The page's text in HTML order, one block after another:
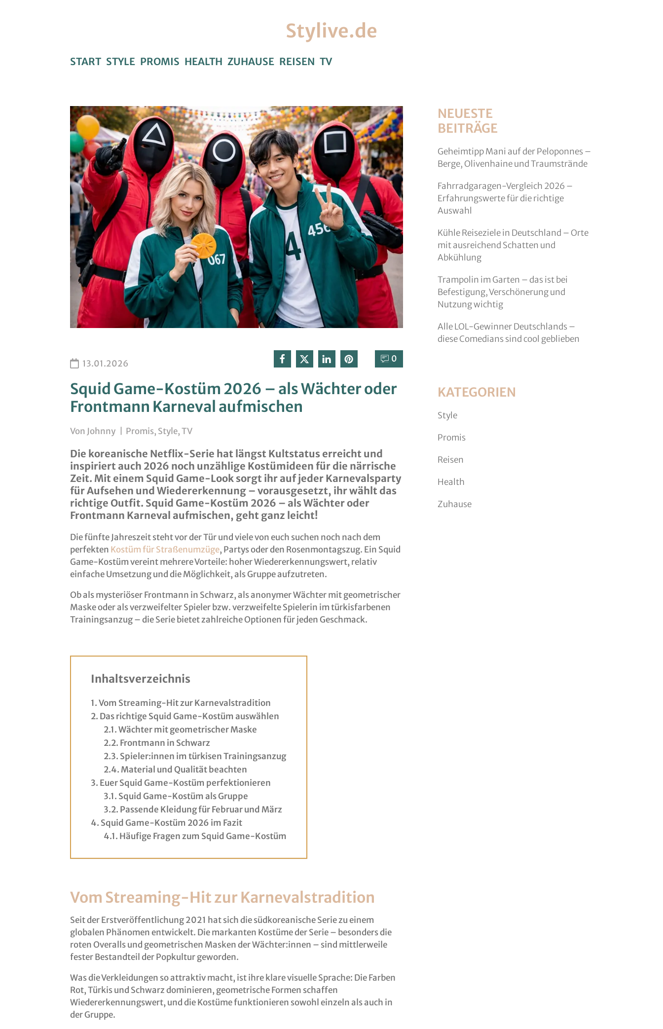
Stylive.de
START STYLE PROMIS HEALTH ZUHAUSE REISEN TV
13.01.2026 0⁣
Squid Game-Kostüm 2026 – als Wächter oder
Frontmann Karneval aufmischen
Von Johnny Promis, Style,TV
Die koreanische Netflix-Serie hat längst Kultstatus erreicht und
inspiriert auch 2026 noch unzählige Kostümideen für die närrische
Zeit. Mit einem Squid Game-Look sorgt ihr auf jeder Karnevalsparty
für Aufsehen und Wiedererkennung – vorausgesetzt, ihr wählt das
richtige Outfit. Squid Game-Kostüm 2026 – als Wächter oder
Frontmann Karneval aufmischen, geht ganz leicht!
Die fünfte Jahreszeit steht vor der Tür und viele von euch suchen noch nach dem
perfekten Kostüm für Straßenumzüge, Partys oder den Rosenmontagszug. Ein Squid
Game-Kostüm vereint mehrere Vorteile: hoher Wiedererkennungswert, relativ
einfache Umsetzung und die Möglichkeit, als Gruppe aufzutreten.
Ob als mysteriöser Frontmann in Schwarz, als anonymer Wächter mit geometrischer
Maske oder als verzweifelter Spieler bzw. verzweifelte Spielerin im türkisfarbenen
Trainingsanzug – die Serie bietet zahlreiche Optionen für jeden Geschmack.
Inhaltsverzeichnis
Vom Streaming-Hit zur Karnevalstradition
Das richtige Squid Game-Kostüm auswählen
Wächter mit geometrischer Maske
Frontmann in Schwarz
Spieler:innen im türkisen Trainingsanzug
Material und Qualität beachten
Euer Squid Game-Kostüm perfektionieren
Squid Game-Kostüm als Gruppe
Passende Kleidung für Februar und März
Squid Game-Kostüm 2026 im Fazit
Häufige Fragen zum Squid Game-Kostüm
Vom Streaming-Hit zur Karnevalstradition
Seit der Erstveröffentlichung 2021 hat sich die südkoreanische Serie zu einem
globalen Phänomen entwickelt. Die markanten Kostüme der Serie – besonders die
roten Overalls und geometrischen Masken der Wächter:innen – sind mittlerweile
fester Bestandteil der Popkultur geworden.
Was die Verkleidungen so attraktiv macht, ist ihre klare visuelle Sprache: Die Farben
Rot, Türkis und Schwarz dominieren, geometrische Formen schaffen
Wiedererkennungswert, und die Kostüme funktionieren sowohl einzeln als auch in
der Gruppe.
NEUESTE
BEITRÄGE
Geheimtipp Mani auf der Peloponnes –
Berge, Olivenhaine und Traumstrände
Fahrradgaragen-Vergleich 2026 –
Erfahrungswerte für die richtige
Auswahl
Kühle Reiseziele in Deutschland – Orte
mit ausreichend Schatten und
Abkühlung
Trampolin im Garten – das ist bei
Befestigung, Verschönerung und
Nutzung wichtig
Alle LOL-Gewinner Deutschlands –
diese Comedians sind cool geblieben
KATEGORIEN
Style
Promis
Reisen
Health
Zuhause